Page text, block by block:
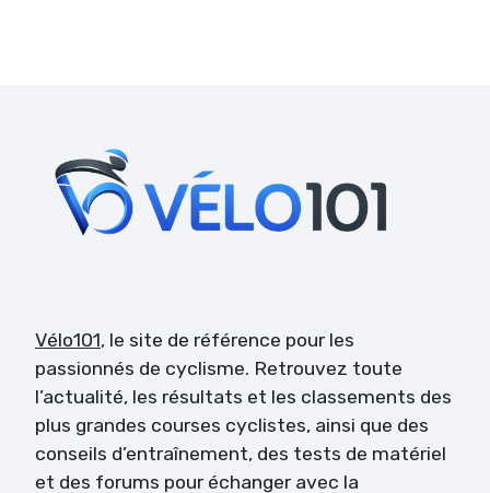
Vélo101, le site de référence pour les
passionnés de cyclisme. Retrouvez toute
l’actualité, les résultats et les classements des
plus grandes courses cyclistes, ainsi que des
conseils d’entraînement, des tests de matériel
et des forums pour échanger avec la